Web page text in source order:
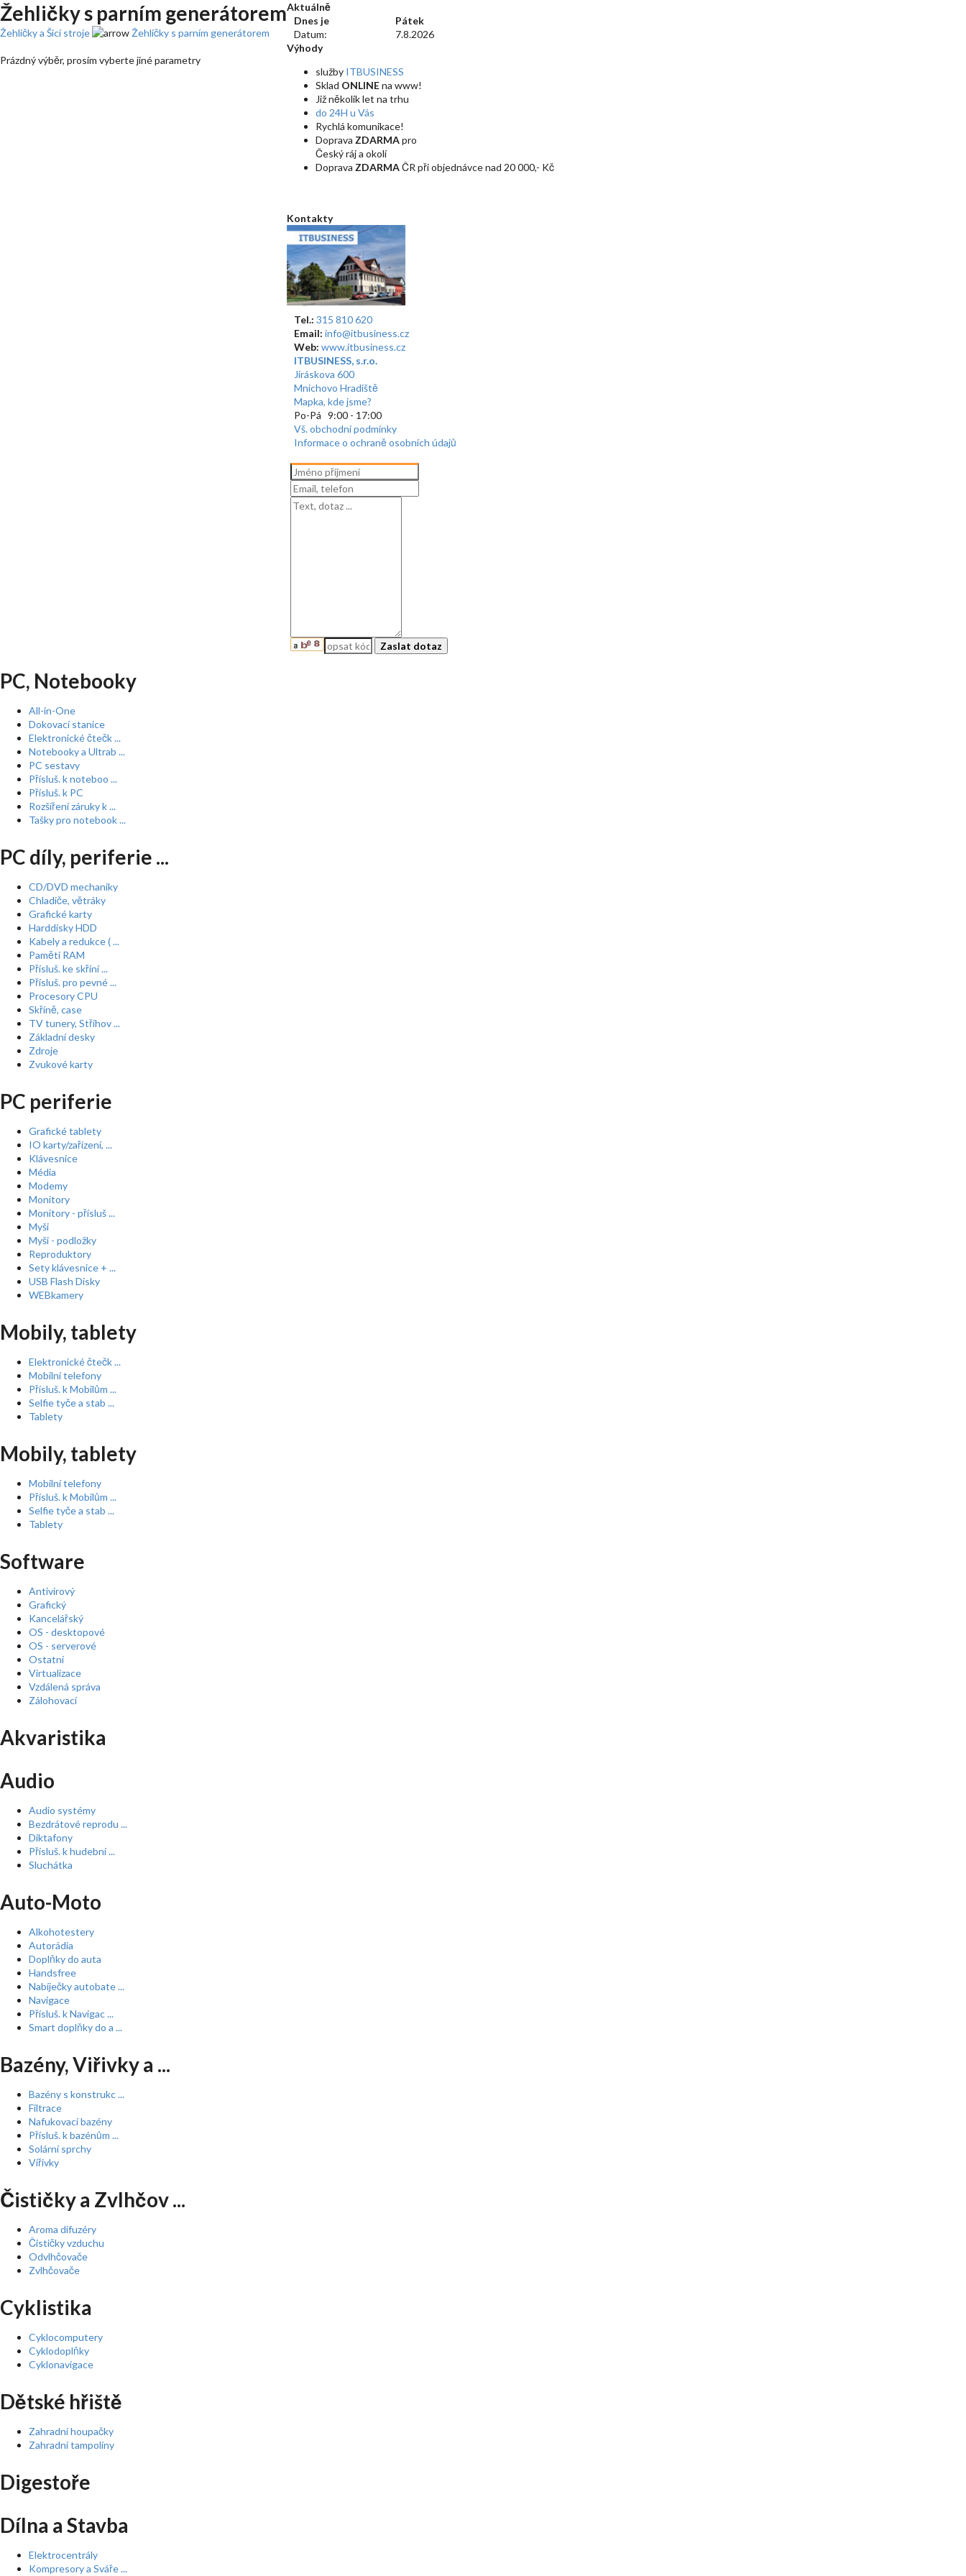
Žehličky s parním generátorem
Žehličky a Šicí stroje Žehličky s parním generátorem
Prázdný výběr, prosím vyberte jiné parametry
Aktuálně
Dnes je
Pátek
Datum:
7.8.2026
Výhody
služby ITBUSINESS
Sklad ONLINEna www!
Již několik let na trhu
do 24H u Vás
Rychlá komunikace!
Doprava ZDARMApro
Český ráj a okolí
Doprava ZDARMAČR při objednávce nad 20 000,- Kč
Kontakty
Tel.: 315 810 620
Email: info@itbusiness.cz
Web: www.itbusiness.cz
ITBUSINESS, s.r.o.
Jiráskova 600
Mnichovo Hradiště
Mapka, kde jsme?
Po-Pá 9:00 - 17:00
Vš. obchodní podmínky
Informace o ochraně osobních údajů
PC, Notebooky
All-in-One
Dokovací stanice
Elektronické čtečk ...
Notebooky a Ultrab ...
PC sestavy
Přísluš. k noteboo ...
Přísluš. k PC
Rozšíření záruky k ...
Tašky pro notebook ...
PC díly, periferie ...
CD/DVD mechaniky
Chladiče, větráky
Grafické karty
Harddisky HDD
Kabely a redukce ( ...
Paměti RAM
Přísluš. ke skříní ...
Přísluš. pro pevné ...
Procesory CPU
Skříně, case
TV tunery, Střihov ...
Základní desky
Zdroje
Zvukové karty
PC periferie
Grafické tablety
IO karty/zařízení, ...
Klávesnice
Média
Modemy
Monitory
Monitory - přísluš ...
Myši
Myši - podložky
Reproduktory
Sety klávesnice + ...
USB Flash Disky
WEBkamery
Mobily, tablety
Elektronické čtečk ...
Mobilní telefony
Přísluš. k Mobilům ...
Selfie tyče a stab ...
Tablety
Mobily, tablety
Mobilní telefony
Přísluš. k Mobilům ...
Selfie tyče a stab ...
Tablety
Software
Antivirový
Grafický
Kancelářský
OS - desktopové
OS - serverové
Ostatní
Virtualizace
Vzdálená správa
Zálohovací
Akvaristika
Audio
Audio systémy
Bezdrátové reprodu ...
Diktafony
Přísluš. k hudební ...
Sluchátka
Auto-Moto
Alkohotestery
Autorádia
Doplňky do auta
Handsfree
Nabíječky autobate ...
Navigace
Přísluš. k Navigac ...
Smart doplňky do a ...
Bazény, Viřivky a ...
Bazény s konstrukc ...
Filtrace
Nafukovací bazény
Přísluš. k bazénům ...
Solární sprchy
Vířivky
Čističky a Zvlhčov ...
Aroma difuzéry
Čističky vzduchu
Odvlhčovače
Zvlhčovače
Cyklistika
Cyklocomputery
Cyklodoplňky
Cyklonavigace
Dětské hřiště
Zahradní houpačky
Zahradní tampolíny
Digestoře
Dílna a Stavba
Elektrocentrály
Kompresory a Sváře ...